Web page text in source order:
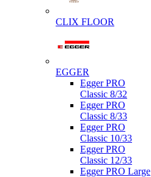
CLIX FLOOR
EGGER
Egger PRO
Classic 8/32
Egger PRO
Classic 8/33
Egger PRO
Classic 10/33
Egger PRO
Classic 12/33
Egger PRO Large